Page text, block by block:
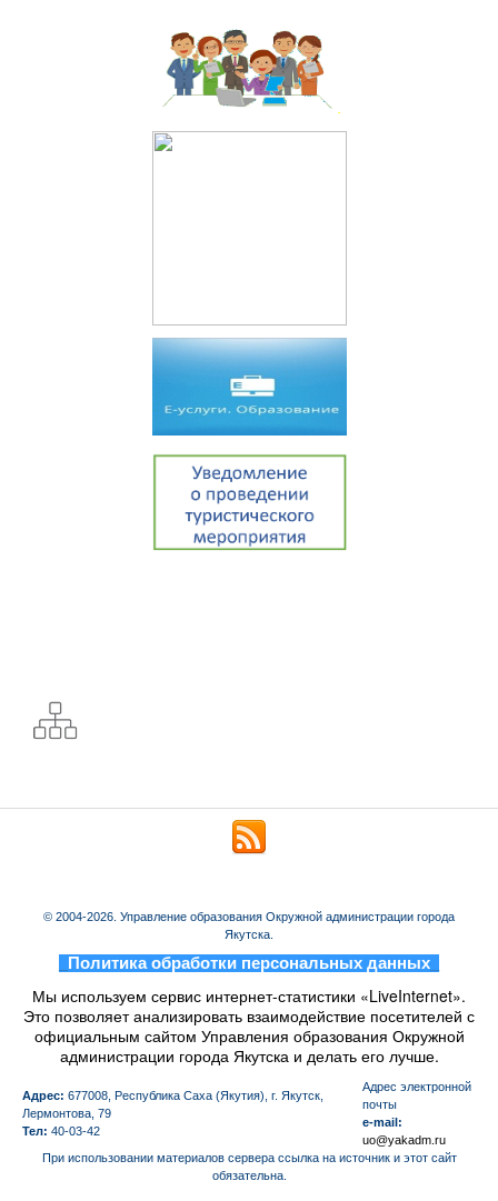
© 2004-2026. Управление образования Окружной администрации города
Якутска.
Политика обработки персональных данных
Мы используем сервис интернет-статистики «LiveInternet».
Это позволяет анализировать взаимодействие посетителей с
официальным сайтом Управления образования Окружной
администрации города Якутска и делать его лучше.
Адрес: 677008, Республика Саха (Якутия), г. Якутск,
Лермонтова, 79
Тел: 40-03-42
Aдрес электронной
почты
e-mail:
uo@yakadm.ru
При использовании материалов сервера ссылка на источник и этот сайт
обязательна.